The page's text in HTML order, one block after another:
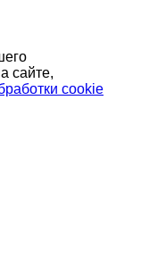
сайте,
cookie